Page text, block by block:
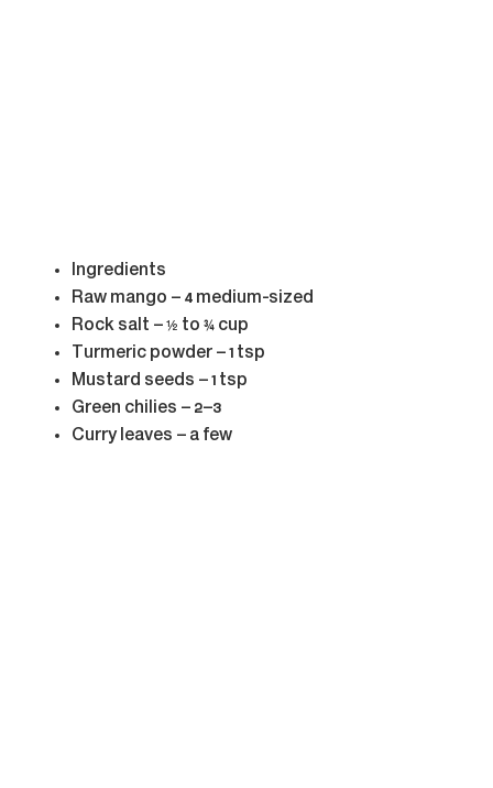
Ingredients
Raw mango – 4 medium-sized
Rock salt – ½ to ¾ cup
Turmeric powder – 1 tsp
Mustard seeds – 1 tsp
Green chilies – 2–3
Curry leaves – a few